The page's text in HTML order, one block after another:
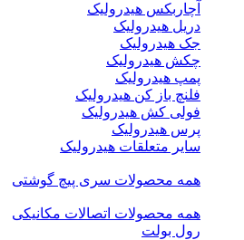
آچاربکس هیدرولیک
دریل هیدرولیک
جک هیدرولیک
چکش هیدرولیک
پمپ هیدرولیک
فلنچ باز کن هیدرولیک
فولی کش هیدرولیک
پرس هیدرولیک
سایر متعلقات هیدرولیک
همه محصولات سری پیچ گوشتی
همه محصولات اتصالات مکانیکی
رول بولت